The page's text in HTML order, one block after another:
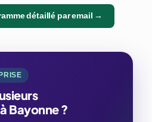
détaillé par email →
Bayonne ?